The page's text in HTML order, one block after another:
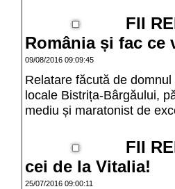
FII
România și fac ce
09/08/2016 09:09:45
Relatare făcută de
locale Bistrița-Bârgăului,
mediu și maratonist de
FII
cei de la Vitalia!
25/07/2016 09:00:11